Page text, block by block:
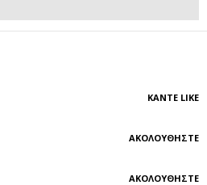
ΚΆΝΤΕ LIKE
ΑΚΟΛΟΥΘΉΣΤΕ
ΑΚΟΛΟΥΘΉΣΤΕ